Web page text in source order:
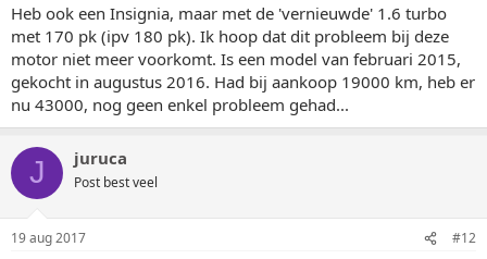
Heb ook een Insignia, maar met de 'vernieuwde' 1.6 turbo
met 170 pk (ipv 180 pk). Ik hoop dat dit probleem bij deze
motor niet meer voorkomt. Is een model van februari 2015,
gekocht in augustus 2016. Had bij aankoop 19000 km, heb er
nu 43000, nog geen enkel probleem gehad...
J juruca
Post best veel
19 aug 2017 #12